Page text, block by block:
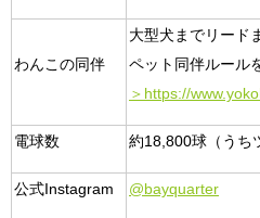
わんこの同伴
大型犬までリード
ペット同伴ルール
＞https://
電球数 約18,800球（うち
公式Instagram @bayquarter